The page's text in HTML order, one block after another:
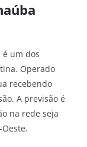
é um dos
Operado
recebendo
A previsão é
na rede seja